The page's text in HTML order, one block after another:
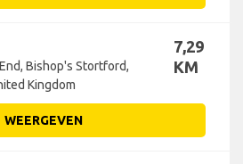
Bishop's Stortford,
Kingdom
7,29
KM
WEERGEVEN